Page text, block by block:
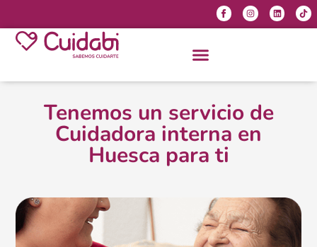
Tenemos un servicio de
Cuidadora interna en
Huesca para ti